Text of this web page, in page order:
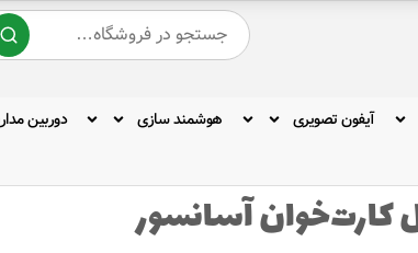
آیفون تصویری هوشمند سازی دوربین
کارت‌خوان آسانسور